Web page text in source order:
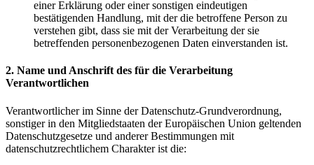
einer Erklärung oder einer sonstigen eindeutigen
bestätigenden Handlung, mit der die betroffene Person zu
verstehen gibt, dass sie mit der Verarbeitung der sie
betreffenden personenbezogenen Daten einverstanden ist.
2. Name und Anschrift des für die Verarbeitung
Verantwortlichen
Verantwortlicher im Sinne der Datenschutz-Grundverordnung,
sonstiger in den Mitgliedstaaten der Europäischen Union geltenden
Datenschutzgesetze und anderer Bestimmungen mit
datenschutzrechtlichem Charakter ist die: